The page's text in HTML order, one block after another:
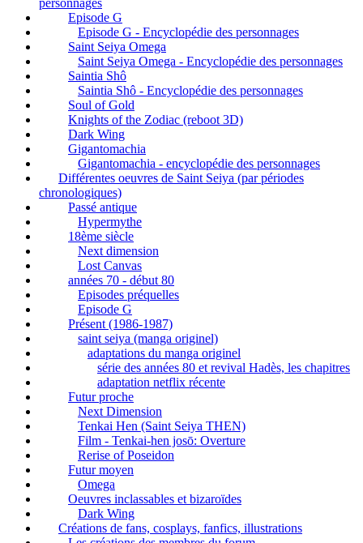
personnages
Episode G
Episode G - Encyclopédie des personnages
Saint Seiya Omega
Saint Seiya Omega - Encyclopédie des personnages
Saintia Shô
Saintia Shô - Encyclopédie des personnages
Soul of Gold
Knights of the Zodiac (reboot 3D)
Dark Wing
Gigantomachia
Gigantomachia - encyclopédie des personnages
Différentes oeuvres de Saint Seiya (par périodes
chronologiques)
Passé antique
Hypermythe
18ème siècle
Next dimension
Lost Canvas
années 70 - début 80
Episodes préquelles
Episode G
Présent (1986-1987)
saint seiya (manga originel)
adaptations du manga originel
série des années 80 et revival Hadès, les chapitres
adaptation netflix récente
Futur proche
Next Dimension
Tenkai Hen (Saint Seiya THEN)
Film - Tenkai-hen josō: Overture
Rerise of Poseidon
Futur moyen
Omega
Oeuvres inclassables et bizaroïdes
Dark Wing
Créations de fans, cosplays, fanfics, illustrations